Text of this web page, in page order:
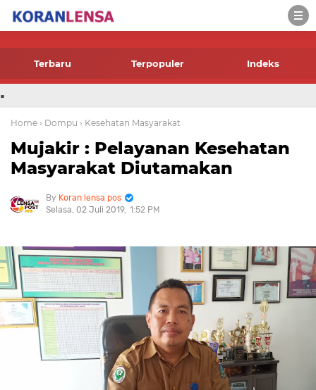
-->
Terbaru Terpopuler Indeks
.
Home › Dompu › Kesehatan Masyarakat
Mujakir : Pelayanan Kesehatan
Masyarakat Diutamakan
Koran lensa pos
Selasa, 02 Juli 2019 1:52 PM